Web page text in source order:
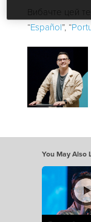
Вибачте цей
“Español”, “
You May Also